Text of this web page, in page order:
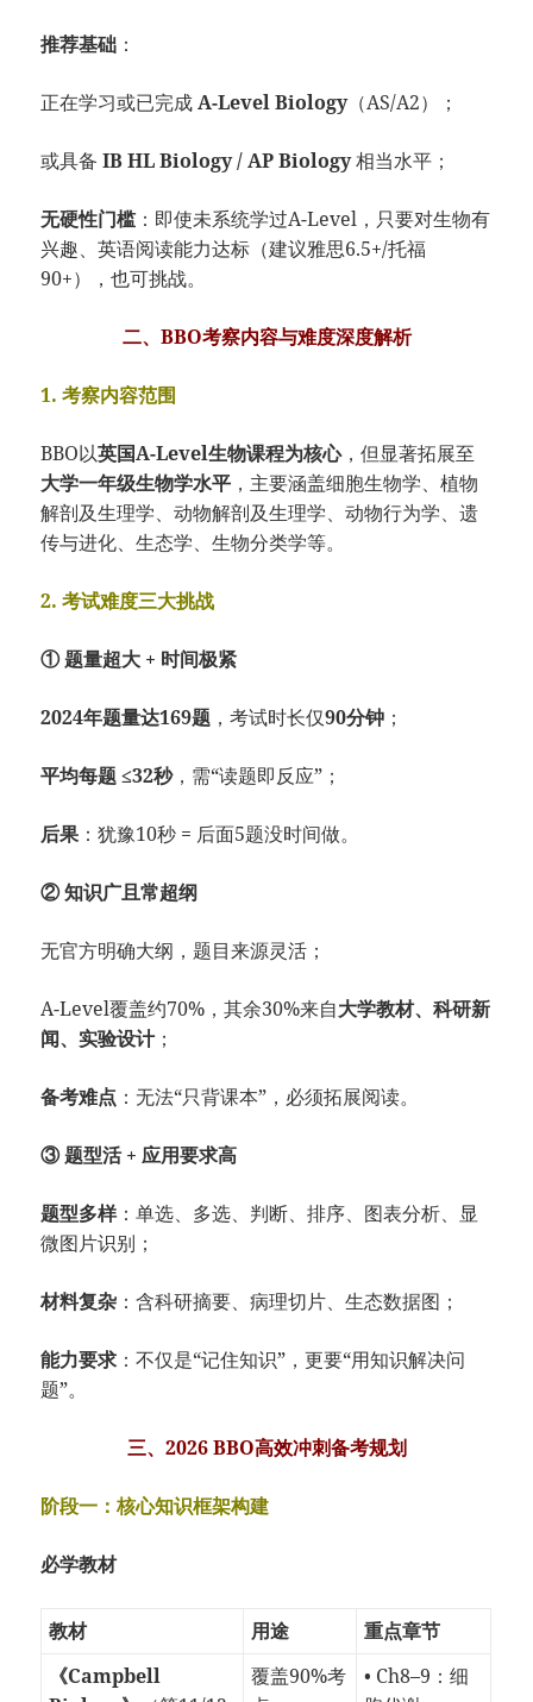
推荐基础 ：
正在学习或已完成A-Level Biology（AS/A2）；
或具备IB HL Biology / AP Biology相当水平；
无硬性门槛：即使未系统学过A-Level，只要对生物有
兴趣、英语阅读能力达标（建议雅思6.5+/托福
90+），也可挑战。
二、BBO考察内容与难度深度解析
1. 考察内容范围
BBO以英国A-Level生物课程为核心，但显著拓展至
大学一年级生物学水平 ，主要涵盖细胞生物学、植物
解剖及生理学、动物解剖及生理学、动物行为学、遗
传与进化、生态学、生物分类学等。
2. 考试难度三大挑战
① 题量超大 + 时间极紧
2024年题量达169题 ，考试时长仅90分钟 ；
平均每题 ≤32秒，需“读题即反应”；
后果 ：犹豫10秒 = 后面5题没时间做。
② 知识广且常超纲
无官方明确大纲，题目来源灵活；
A-Level覆盖约70%，其余30%来自大学教材、科研新
闻、实验设计；
备考难点 ：无法“只背课本”，必须拓展阅读。
③ 题型活 + 应用要求高
题型多样：单选、多选、判断、排序、图表分析、显
微图片识别；
材料复杂 ：含科研摘要、病理切片、生态数据图；
能力要求 ：不仅是“记住知识”，更要“用知识解决问
题”。
三、2026 BBO高效冲刺备考规划
阶段一：核心知识框架构建
必学教材
教材 用途
重点章节
《Campbell
覆盖90%考
• Ch8–9：细